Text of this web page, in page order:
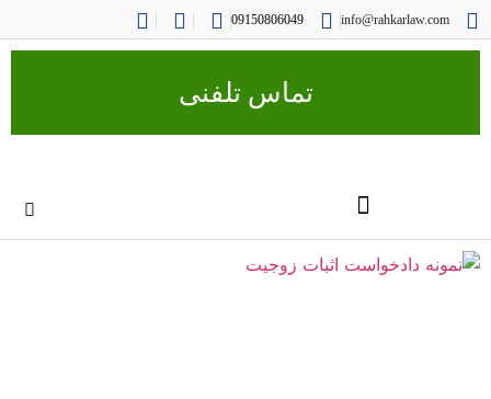
info@rahkarlaw.com
09150806049
تماس تلفنی